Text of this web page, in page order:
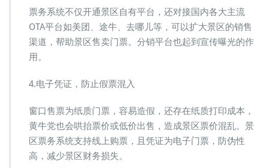
票务系统不仅开通景区自有平台，还对接国内各大主流
OTA平台如美团、途牛、去哪儿等，可以扩大景区的销售
渠道，帮助景区售卖门票。分销平台也起到宣传曝光的作
用。
4.电子凭证，防止假票混入
窗口售票为纸质门票，容易造假，还存在纸质打印成本，
黄牛党也会哄抬票价或低价出售，造成景区票价混乱。景
区票务系统支持线上购票，且凭证为电子门票，防伪性
高，减少景区财务损失。